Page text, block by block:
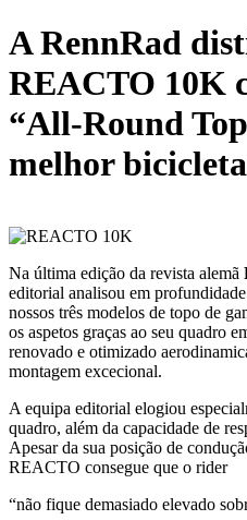
A RennRad
REACTO 10K
“All-Round
melhor bicicleta
Na última edição da revista alemã
editorial analisou em
nossos três modelos de topo de
os aspetos graças ao seu quadro
renovado e otimizado
montagem excecional.
A equipa editorial elogiou
quadro, além da capacidade de
Apesar da sua posição de
REACTO consegue que o rider
“não fique demasiado elevado